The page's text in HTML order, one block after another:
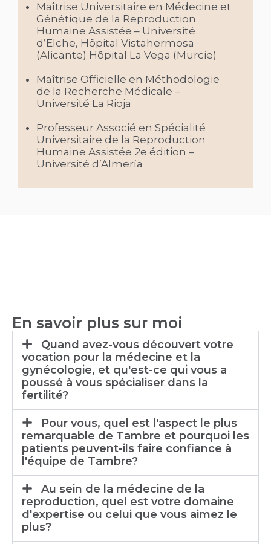
Maîtrise Universitaire en Médecine et
Génétique de la Reproduction
Humaine Assistée – Université
d’Elche, Hôpital Vistahermosa
(Alicante) Hôpital La Vega (Murcie)
Maîtrise Officielle en Méthodologie
de la Recherche Médicale –
Université La Rioja
Professeur Associé en Spécialité
Universitaire de la Reproduction
Humaine Assistée 2e édition –
Université d’Almería
En savoir plus sur moi
Quand avez-vous découvert votre
vocation pour la médecine et la
gynécologie, et qu'est-ce qui vous a
poussé à vous spécialiser dans la
fertilité?
Pour vous, quel est l'aspect le plus
remarquable de Tambre et pourquoi les
patients peuvent-ils faire confiance à
l'équipe de Tambre?
Au sein de la médecine de la
reproduction, quel est votre domaine
d'expertise ou celui que vous aimez le
plus?